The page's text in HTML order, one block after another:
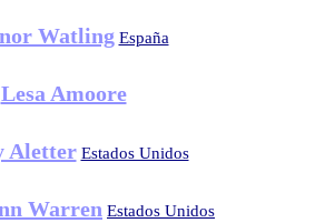
Watling España
Lesa Amoore
Aletter Estados Unidos
Warren Estados Unidos